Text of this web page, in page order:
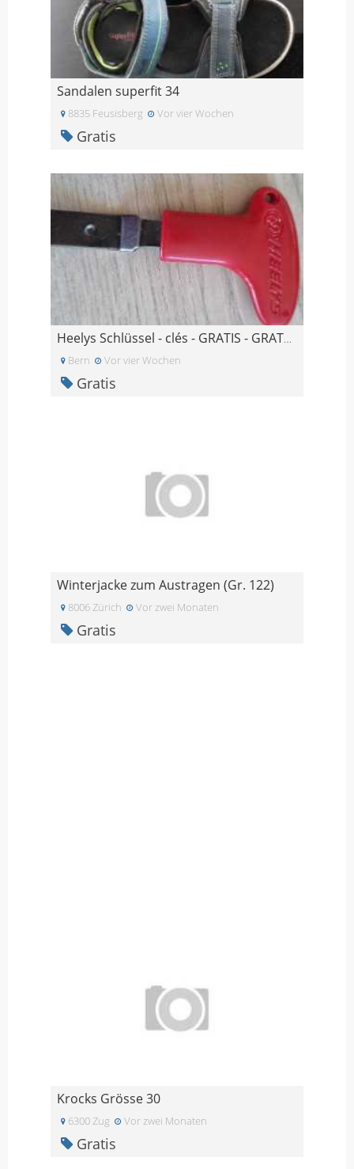
Sandalen superfit 34
8835 Feusisberg Vor vier Wochen
Gratis
Heelys Schlüssel - clés - GRATIS - GRATUIT
Bern Vor vier Wochen
Gratis
Winterjacke zum Austragen (Gr. 122)
8006 Zürich Vor zwei Monaten
Gratis
Krocks Grösse 30
6300 Zug Vor zwei Monaten
Gratis